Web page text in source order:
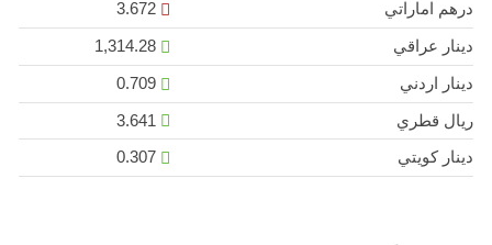
درهم اماراتي
3.672
دينار عراقي
1,314.28
دينار اردني
0.709
ريال قطري
دينار كويتي
0.307